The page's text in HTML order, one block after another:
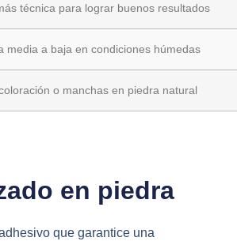
técnica para lograr buenos resultados
media a baja en condiciones húmedas
o manchas en piedra natural
en piedra
que garantice una